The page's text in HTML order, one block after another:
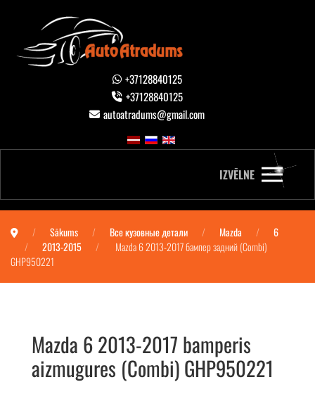
+37128840125
+37128840125
autoatradums@gmail.com
IZVĒLNE
Sākums Все кузовные детали Mazda
6
2013-2015
Mazda 6 2013-2017 бампер задний (Combi)
GHP950221
Mazda 6 2013-2017 bamperis
aizmugures (Combi) GHP950221